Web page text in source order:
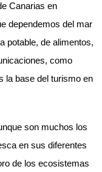
Canarias en
dependemos del mar
potable, de alimentos,
como
la base del turismo en
son muchos los
en sus diferentes
de los ecosistemas